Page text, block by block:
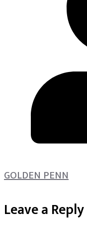
GOLDEN PENN
Leave a Reply